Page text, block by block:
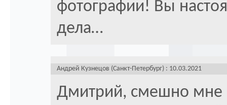
фотографии! Вы
дела…
Андрей Кузнецов (Санкт-Петербург) : 10.03.2021
Дмитрий, смешно мне